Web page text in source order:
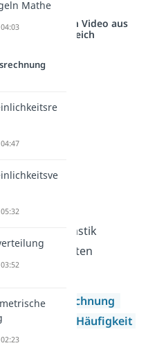
Hier ein Video aus
anderen Bereich
der Stochastik
um Häufigkeiten
und Relative Häufigkeit
Mathe